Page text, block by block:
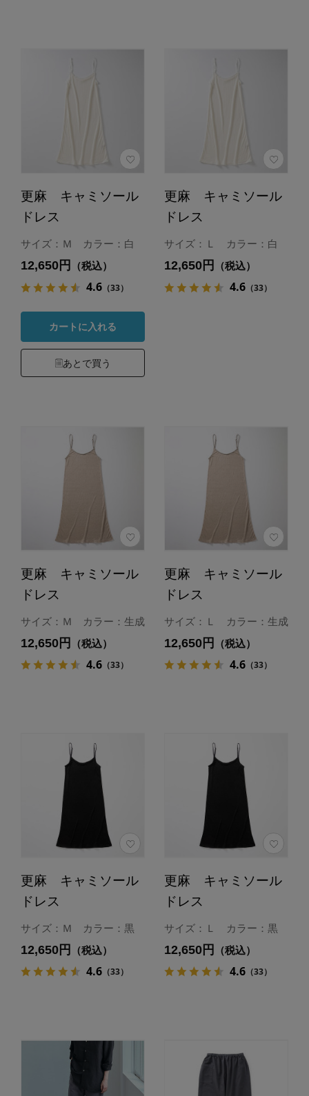
更麻 キャミソール
ドレス
サイズ：Ｍ カラー：白
12,650円 （税込）
4.6（33）
カートに入れる
あとで買う
更麻 キャミソール
ドレス
サイズ：Ｌ カラー：白
12,650円 （税込）
4.6（33）
更麻 キャミソール
ドレス
サイズ：Ｍ カラー：生成
12,650円 （税込）
4.6（33）
更麻 キャミソール
ドレス
サイズ：Ｌ カラー：生成
12,650円 （税込）
4.6（33）
更麻 キャミソール
ドレス
サイズ：Ｍ カラー：黒
12,650円 （税込）
4.6（33）
更麻 キャミソール
ドレス
サイズ：Ｌ カラー：黒
12,650円 （税込）
4.6（33）